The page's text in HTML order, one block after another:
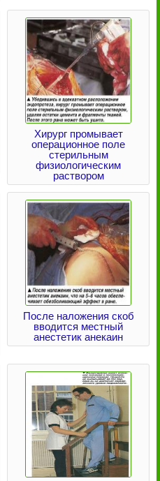
Хирург промывает
операционное поле
стерильным
физиологическим
раствором
После наложения скоб
вводится местный
анестетик анекаин